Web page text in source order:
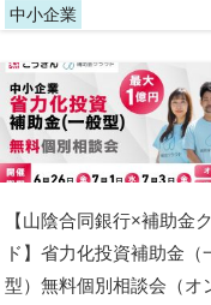
中小企業
【山陰合同銀行×補助金
ド】省力化投資補助金（
型）無料個別相談会（オ